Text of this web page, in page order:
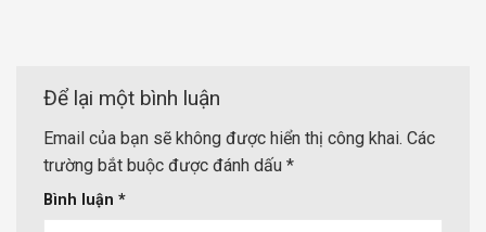
Để lại một bình luận
Email của bạn sẽ không được hiển thị công khai. Các
trường bắt buộc được đánh dấu *
Bình luận *